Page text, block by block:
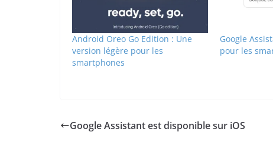
Android Oreo Go Edition : Une
version légère pour les
smartphones
Google
pour les
Google Assistant est disponible sur iOS